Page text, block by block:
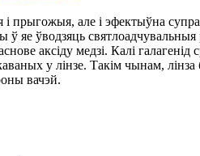
прыгожыя, але і эфектыўна
ўводзяць святлоадчувальныя
аксіду медзі. Калі
у лінзе. Такім чынам,
вачэй.